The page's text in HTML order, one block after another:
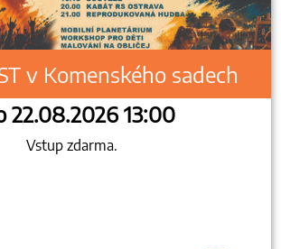
v Komenského sadech
22.08.2026 13:00
Vstup zdarma.